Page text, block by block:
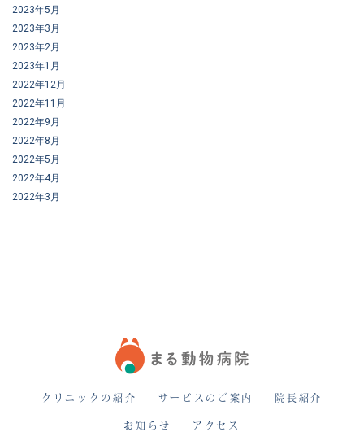
2023年5月
2023年3月
2023年2月
2023年1月
2022年12月
2022年11月
2022年9月
2022年8月
2022年5月
2022年4月
2022年3月
クリニックの紹介 サービスのご案内 院長紹介
お知らせ アクセス